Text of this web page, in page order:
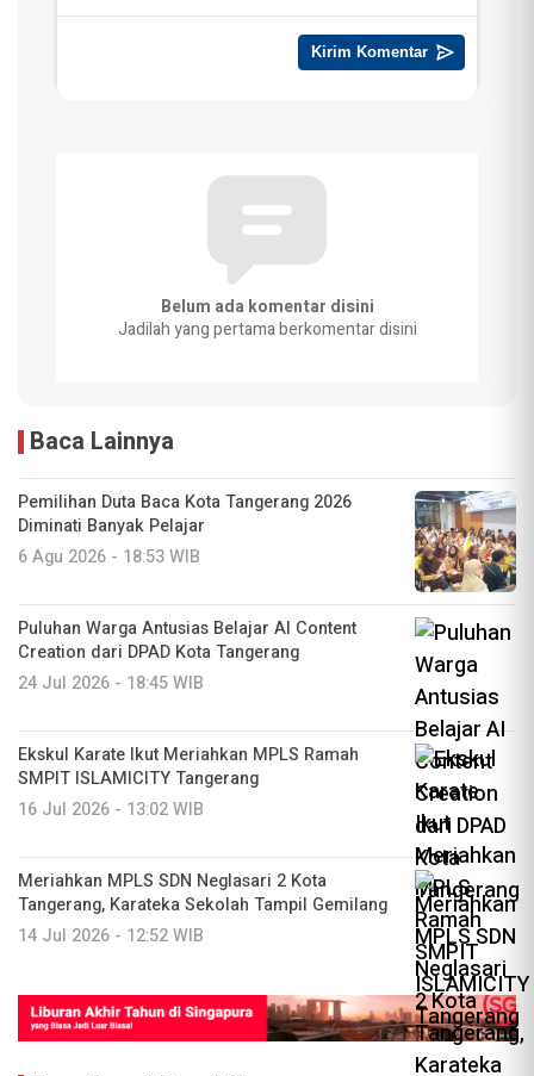
Belum ada komentar disini
Jadilah yang pertama berkomentar disini
Baca Lainnya
Pemilihan Duta Baca Kota Tangerang 2026
Diminati Banyak Pelajar
6 Agu 2026 - 18:53 WIB
Puluhan Warga Antusias Belajar AI Content
Creation dari DPAD Kota Tangerang
24 Jul 2026 - 18:45 WIB
Ekskul Karate Ikut Meriahkan MPLS Ramah
SMPIT ISLAMICITY Tangerang
16 Jul 2026 - 13:02 WIB
Meriahkan MPLS SDN Neglasari 2 Kota
Tangerang, Karateka Sekolah Tampil Gemilang
14 Jul 2026 - 12:52 WIB